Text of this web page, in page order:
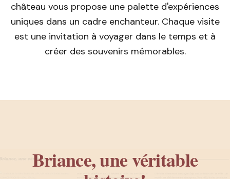
château vous propose une palette d'expériences
uniques dans un cadre enchanteur. Chaque visite
est une invitation à voyager dans le temps et à
créer des souvenirs mémorables.
Briance, une véritable